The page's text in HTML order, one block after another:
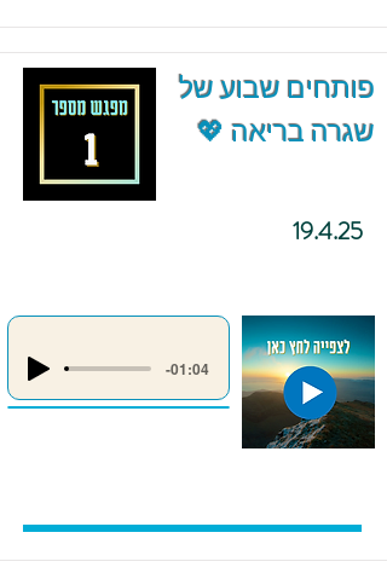
פותחים שבוע של
שגרה בריאה 💖
19.4.25
-01:04